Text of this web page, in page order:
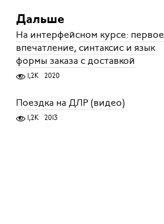
Дальше
На интерфейсном курсе: первое
впечатление, синтаксис и язык
формы заказа с доставкой
1,2K 2020
Поездка на ДЛР (видео)
1,2K 2013